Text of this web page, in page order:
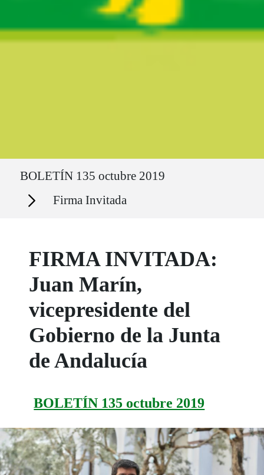
BOLETÍN 135 octubre 2019
Secciones Firma Invitada
FIRMA INVITADA:
Juan Marín,
vicepresidente del
Gobierno de la Junta
de Andalucía
BOLETÍN 135 octubre 2019